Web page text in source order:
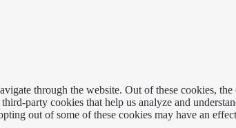
through the website. Out of these cookies,
party cookies that help us analyze and
out of some of these cookies may have an